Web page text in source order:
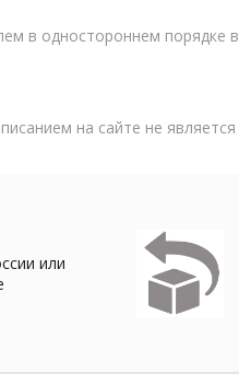
в одностороннем порядке
на сайте не
или